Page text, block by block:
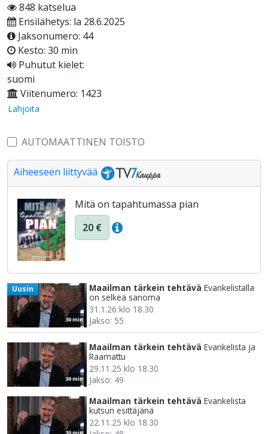
848 katselua
Ensilähetys: la 28.6.2025
Jaksonumero: 44
Kesto: 30 min
Puhutut kielet:
suomi
Viitenumero: 1423
Lahjoita
AUTOMAATTINEN TOISTO
Aiheeseen liittyvää
Mitä on tapahtumassa pian
20 €
30 min
Uusin Maailman tärkein tehtävä Evankelistalla
on selkeä sanoma
31.1.26 klo 18.30
Jakso: 55
30 min
Maailman tärkein tehtävä Evankelista ja
Raamattu
29.11.25 klo 18.30
Jakso: 49
Maailman tärkein tehtävä Evankelista
kutsun esittäjänä
22.11.25 klo 18.30